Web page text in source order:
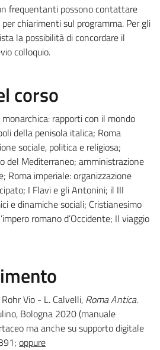
frequentanti possono contattare
chiarimenti sul programma. Per gli
la possibilità di concordare il
colloquio.
corso
monarchica: rapporti con il mondo
della penisola italica; Roma
sociale, politica e religiosa;
del Mediterraneo; amministrazione
Roma imperiale: organizzazione
I Flavi e gli Antonini; il III
e dinamiche sociali; Cristianesimo
romano d’Occidente; Il viaggio
Vio - L. Calvelli, Roma Antica.
Bologna 2020 (manuale
ma anche su supporto digitale
oppure